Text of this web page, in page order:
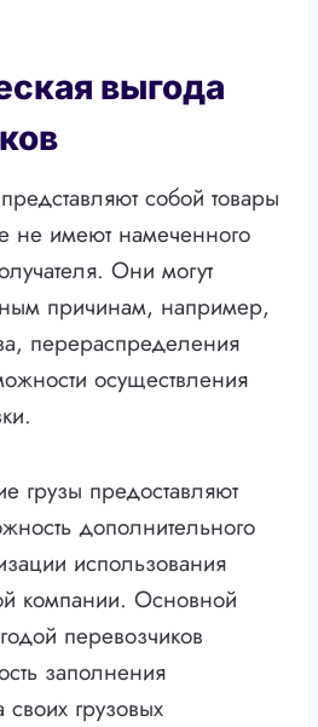
выгода
собой товары
не имеют намеченного
Они могут
причинам, например,
перераспределения
осуществления
грузы предоставляют
дополнительного
использования
компании. Основной
перевозчиков
заполнения
грузовых